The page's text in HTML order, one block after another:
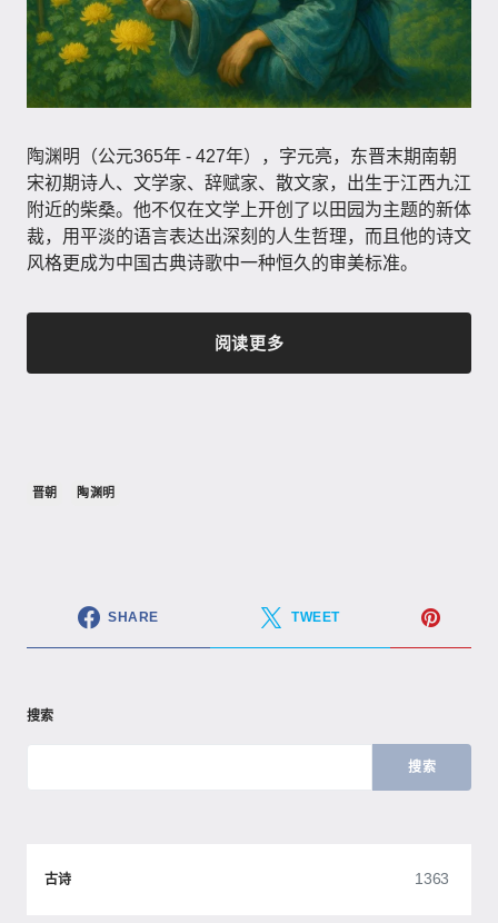
陶渊明（公元365年 - 427年）​，字元亮，东晋末期南朝
宋初期诗人、文学家、辞赋家、散文家，出生于江西九江
附近的柴桑。他不仅在文学上开创了以田园为主题的新体
裁，用平淡的语言表达出深刻的人生哲理，而且他的诗文
风格更成为中国古典诗歌中一种恒久的审美标准。
阅读更多
晋朝 陶渊明
SHARE TWEET
搜索
搜索
古诗 1363